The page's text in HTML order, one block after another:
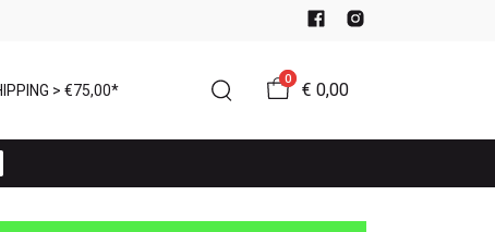
> €75,00*
0
€ 0,00